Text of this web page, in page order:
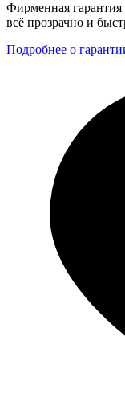
Фирменная
всё прозрачно и
Подробнее о